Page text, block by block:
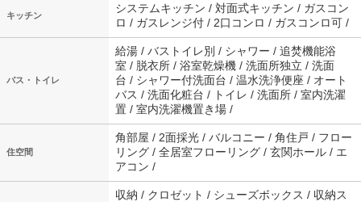
キッチン
システムキッチン / 対面式キッチン / ガスコン
ロ / ガスレンジ付 / 2口コンロ / ガスコンロ可 /
バス・トイレ
給湯 / バストイレ別 / シャワー / 追焚機能浴
室 / 脱衣所 / 浴室乾燥機 / 洗面所独立 / 洗面
台 / シャワー付洗面台 / 温水洗浄便座 / オート
バス / 洗面化粧台 / トイレ / 洗面所 / 室内洗濯
置 / 室内洗濯機置き場 /
住空間
角部屋 / 2面採光 / バルコニー / 角住戸 / フロー
リング / 全居室フローリング / 玄関ホール / エ
アコン /
収納 / クロゼット / シューズボックス / 収納ス